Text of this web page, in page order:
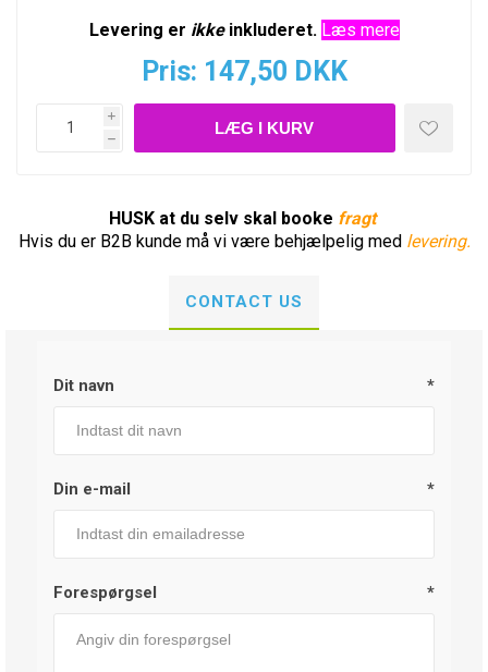
Levering er ikkeinkluderet. Læs mere
Pris: 147,50 DKK
i
h
HUSK at du selv skal booke fragt
Hvis du er B2B kunde må vi være behjælpelig med levering.
CONTACT US
Dit navn *
Din e-mail *
Forespørgsel *